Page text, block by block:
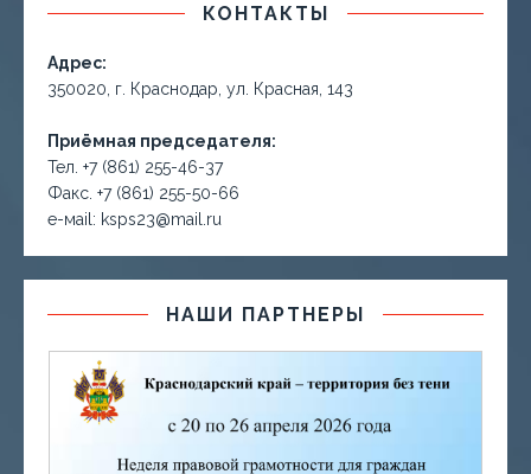
КОНТАКТЫ
Адрес:
350020, г. Краснодар, ул. Красная, 143
Приёмная председателя:
Тел. +7 (861) 255-46-37
Факс. +7 (861) 255-50-66
е-маil: ksps23@mail.ru
НАШИ ПАРТНЕРЫ